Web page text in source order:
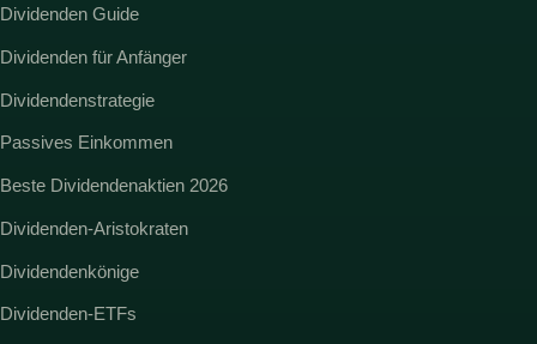
Dividenden Guide
Dividenden für Anfänger
Dividendenstrategie
Passives Einkommen
Beste Dividendenaktien 2026
Dividenden-Aristokraten
Dividendenkönige
Dividenden-ETFs